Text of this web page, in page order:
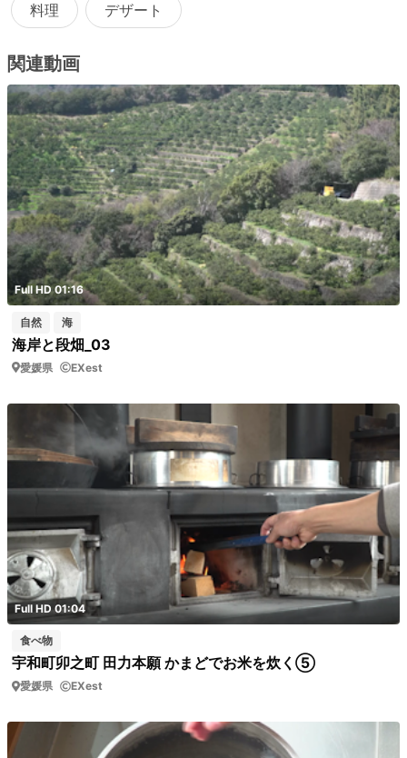
料理
デザート
関連動画
Full HD 01:16
自然 海
海岸と段畑_03
愛媛県 EXest
Full HD 01:04
食べ物
宇和町卯之町 田力本願 かまどでお米を炊く⑤
愛媛県 EXest